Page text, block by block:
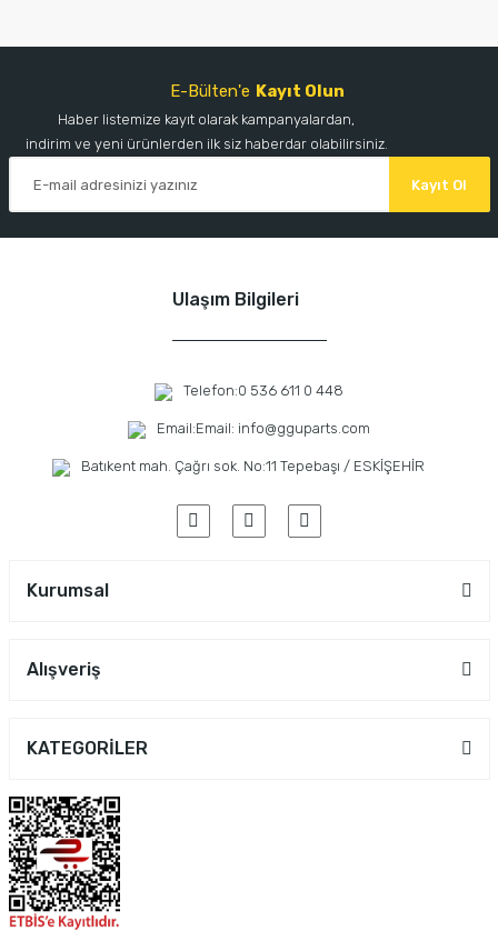
E-Bülten'e Kayıt Olun
Haber listemize kayıt olarak kampanyalardan,
indirim ve yeni ürünlerden ilk siz haberdar olabilirsiniz.
Kayıt Ol
Ulaşım Bilgileri
Telefon:0 536 611 0 448
Email:Email: info@gguparts.com
Batıkent mah. Çağrı sok. No:11 Tepebaşı / ESKİŞEHİR
Kurumsal
Alışveriş
KATEGORİLER